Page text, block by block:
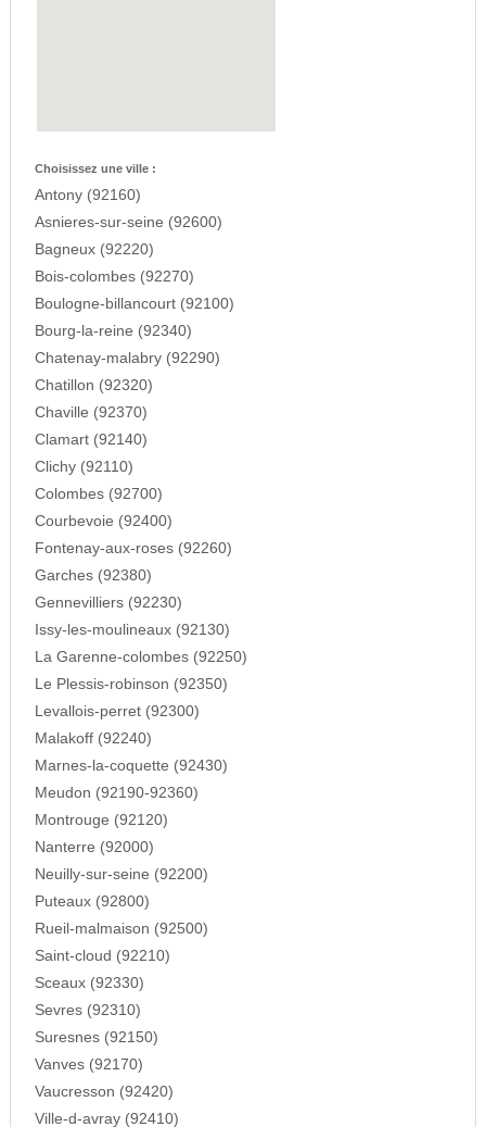
Choisissez une ville :
Antony (92160)
Asnieres-sur-seine (92600)
Bagneux (92220)
Bois-colombes (92270)
Boulogne-billancourt (92100)
Bourg-la-reine (92340)
Chatenay-malabry (92290)
Chatillon (92320)
Chaville (92370)
Clamart (92140)
Clichy (92110)
Colombes (92700)
Courbevoie (92400)
Fontenay-aux-roses (92260)
Garches (92380)
Gennevilliers (92230)
Issy-les-moulineaux (92130)
La Garenne-colombes (92250)
Le Plessis-robinson (92350)
Levallois-perret (92300)
Malakoff (92240)
Marnes-la-coquette (92430)
Meudon (92190-92360)
Montrouge (92120)
Nanterre (92000)
Neuilly-sur-seine (92200)
Puteaux (92800)
Rueil-malmaison (92500)
Saint-cloud (92210)
Sceaux (92330)
Sevres (92310)
Suresnes (92150)
Vanves (92170)
Vaucresson (92420)
Ville-d-avray (92410)